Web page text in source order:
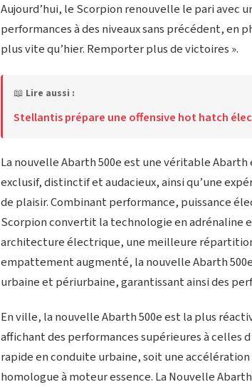
Aujourd’hui, le Scorpion renouvelle le pari avec
performances à des niveaux sans précédent, en
plus vite qu’hier. Remporter plus de victoires ».
📖 Lire aussi :
Stellantis prépare une offensive hot hatch
La nouvelle Abarth 500e est une véritable
exclusif, distinctif et audacieux, ainsi qu’une
de plaisir. Combinant performance, puissance
Scorpion convertit la technologie en adrénaline
architecture électrique, une meilleure
empattement augmenté, la nouvelle Abarth
urbaine et périurbaine, garantissant ainsi des
En ville, la nouvelle Abarth 500e est la plus
affichant des performances supérieures à celles
rapide en conduite urbaine, soit une accélération
homologue à moteur essence. La Nouvelle